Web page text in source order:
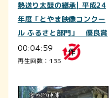
熱送り太鼓の継承| 平成24
年度「とやま映像コンクー
ル ふるさと部門」 優良賞
00:04:59
再生回数：135